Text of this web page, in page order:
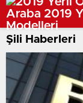
Şili Haberleri